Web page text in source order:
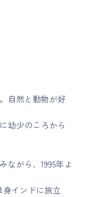
自然と動物が好
幼少のころから
ながら、1995年よ
身インドに旅立